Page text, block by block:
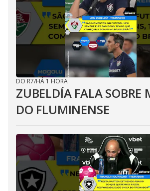
DO R7/HÁ 1 HORA
ZUBELDÍA FALA SOBRE
DO FLUMINENSE